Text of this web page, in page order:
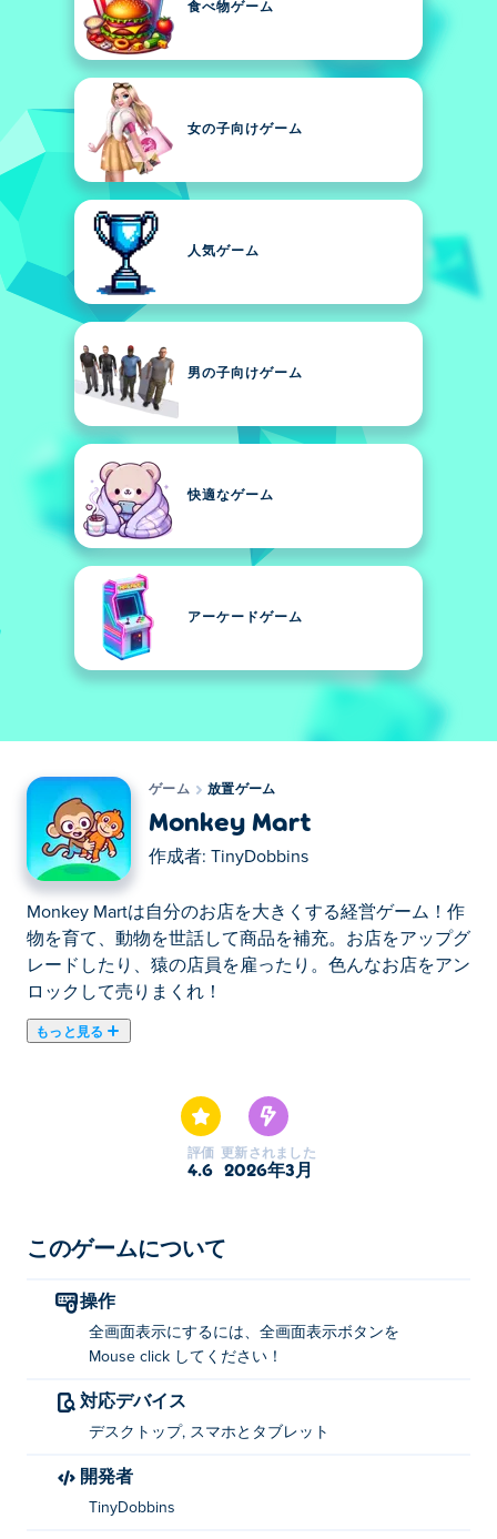
食べ物ゲーム
女の子向けゲーム
人気ゲーム
男の子向けゲーム
快適なゲーム
アーケードゲーム
ゲーム 放置ゲーム
Monkey Mart
作成者: TinyDobbins
Monkey Martは自分のお店を大きくする経営ゲーム！作
物を育て、動物を世話して商品を補充。お店をアップグ
レードしたり、猿の店員を雇ったり。色んなお店をアン
ロックして売りまくれ！
もっと見る
です。果物を植えたり、農産物を収穫したり、駅から駅
へと移動してスタンドをさまざまな食品で満たします。
バナナ、トウモロコシ、卵、ピーナッツ、コーヒー豆、
お金を受け取るだけです。新しい通路を解放し、新製品
員を監督するアシスタントを雇うことができます。チョ
コレートバー、コーヒー、ヨーグルト、ポップコーン、
ピーナッツバター、マフィン、クッキー、アイスクリー
品も購入できます。キャラクターの管理スキルをアップ
グレードし、新しいワークステーションのロックを解除
な帽子をかぶって、スタイリッシュにマーケットを管理
することを忘れないでください!あなたのファーマーズ
評価
4.6
更新されました
2026年3月
このゲームについて
操作
全画面表示にするには、全画面表示ボタンを
Mouse click してください！
対応デバイス
デスクトップ, スマホとタブレット
開発者
TinyDobbins